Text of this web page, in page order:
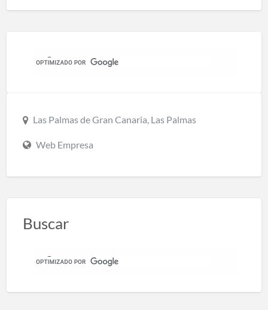
Las Palmas de Gran Canaria, Las Palmas
Web Empresa
Buscar